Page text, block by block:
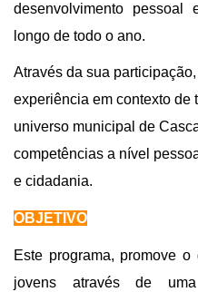
desenvolvimento
longo de todo o ano.
Através da sua
experiência em contexto de
universo municipal de
competências a nível
e cidadania.
OBJETIVO
Este programa, promove
jovens através de